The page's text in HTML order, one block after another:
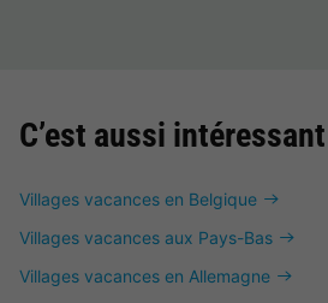
C’est aussi intéressant
Villages vacances en Belgique
Villages vacances aux Pays-Bas
Villages vacances en Allemagne